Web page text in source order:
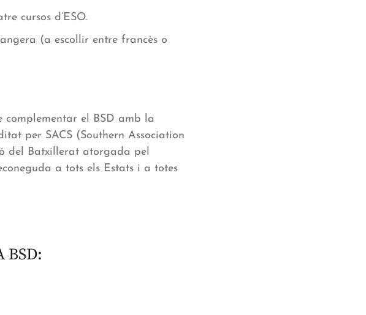
cursos d’ESO.
(a escollir entre francès o
complementar el BSD amb la
per SACS (Southern Association
del Batxillerat atorgada pel
a tots els Estats i a totes
BSD: